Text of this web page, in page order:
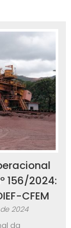
156/2024:
CFEM
2024
da